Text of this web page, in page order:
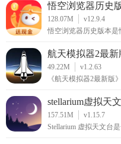
3. 编辑与格式化：利用丰
等）对内容进行美化。
4. 设置标签与分类：为笔
检索和管理。
队内的协同工作。
【易知鸟app推荐】
悟空浏览器历史
128.07M
v12.9.4
悟空浏览器历史版本是
航天模拟器2最新
49.22M
v1.2.63
《航天模拟器2最新版
stellarium虚拟天
157.51M
v1.15.7
Stellarium 虚拟天文台